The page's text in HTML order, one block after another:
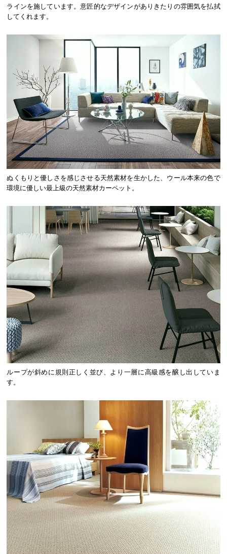
ラインを施しています。意匠的なデザインがありきたりの雰囲気を払拭
してくれます。
ぬくもりと優しさを感じさせる天然素材を生かした、ウール本来の色で
環境に優しい最上級の天然素材カーペット。
ループが斜めに規則正しく並び、より一層に高級感を醸し出していま
す。